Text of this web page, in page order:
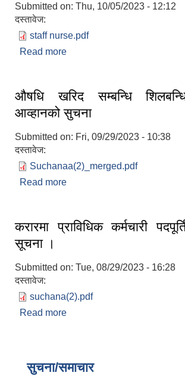
Submitted on: Thu, 10/05/2023 - 12:12
दस्तावेज:
staff nurse.pdf
Read more
औषधि खरिद सम्बन्धि
आव्हानको सुचना
Submitted on: Fri, 09/29/2023 - 10:38
दस्तावेज:
Suchanaa(2)_merged.pdf
Read more
करारमा प्राविधिक कर्मचारी
सूचना ।
Submitted on: Tue, 08/29/2023 - 16:28
दस्तावेज:
suchana(2).pdf
Read more
सुचना/समाचार